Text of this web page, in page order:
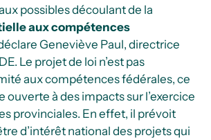
possibles découlant de la
aux compétences
Geneviève Paul, directrice
Le projet de loi n’est pas
aux compétences fédérales, ce
ouverte à des impacts sur l’exercice
provinciales. En effet, il prévoit
d’intérêt national des projets qui